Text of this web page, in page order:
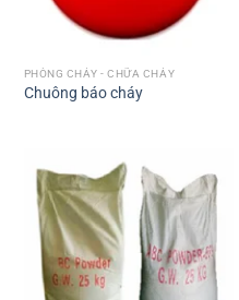
PHÒNG CHÁY - CHỮA CHÁY
Chuông báo cháy